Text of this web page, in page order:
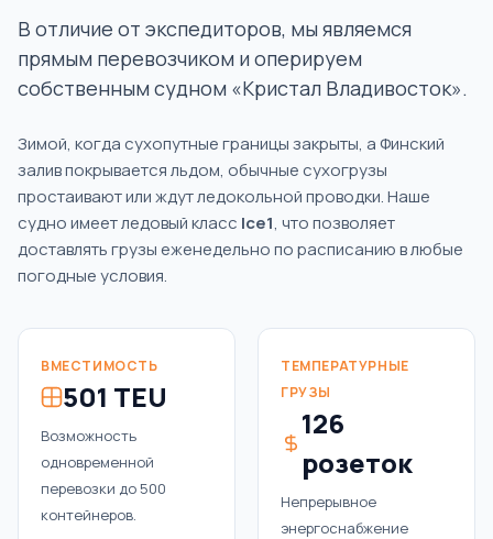
В отличие от экспедиторов, мы являемся
прямым перевозчиком и оперируем
собственным судном «Кристал Владивосток».
Зимой, когда сухопутные границы закрыты, а Финский
залив покрывается льдом, обычные сухогрузы
простаивают или ждут ледокольной проводки. Наше
судно имеет ледовый класс Ice1, что позволяет
доставлять грузы еженедельно по расписанию в любые
погодные условия.
ВМЕСТИМОСТЬ
501 TEU
Возможность
одновременной
перевозки до 500
контейнеров.
ТЕМПЕРАТУРНЫЕ
ГРУЗЫ
126
розеток
Непрерывное
энергоснабжение